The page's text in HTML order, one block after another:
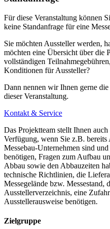
Für diese Veranstaltung können
keine Standanfrage für eine
Sie möchten Aussteller werden,
möchten eine Übersicht über die
vollständigen
Konditionen für Aussteller?
Dann nennen wir Ihnen gerne
dieser Veranstaltung.
Kontakt & Service
Das Projektteam stellt Ihnen
Verfügung, wenn Sie z.B. bereits
Messebau-Unternehmen sind
benötigen, Fragen zum Aufbau
Abbau sowie den Abbauzeiten
technische Richtlinien, die
Messegelände bzw. Messestand,
Ausstellerverzeichnis, eine
Ausstellerausweise benötigen.
Zielgruppe